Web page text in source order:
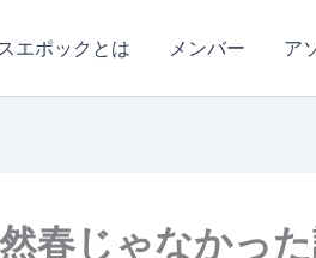
エポックとは メンバー ア
春じゃなかっ